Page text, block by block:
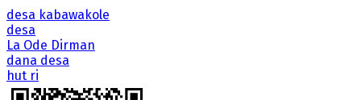
desa kabawakole
desa
La Ode Dirman
dana desa
hut ri